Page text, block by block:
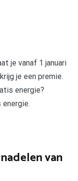
je vanaf 1 januari
je een premie.
energie?
van